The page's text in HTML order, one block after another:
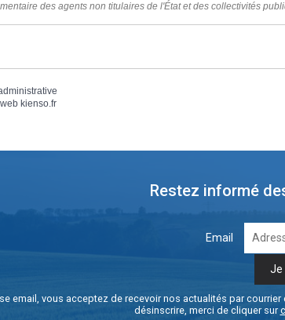
des agents non titulaires de l'État et des collectivités
kienso.fr
Restez informé
Email
email, vous acceptez de recevoir nos actualités par
désinscrire, merci de cliquer sur